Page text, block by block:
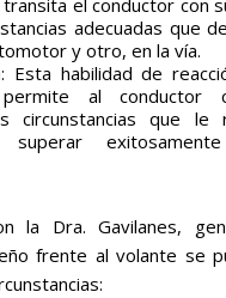
el conductor con
adecuadas que
y otro, en la vía.
: Esta habilidad de
permite al conductor
circunstancias que le
exitosamente
la Dra. Gavilanes,
frente al volante se